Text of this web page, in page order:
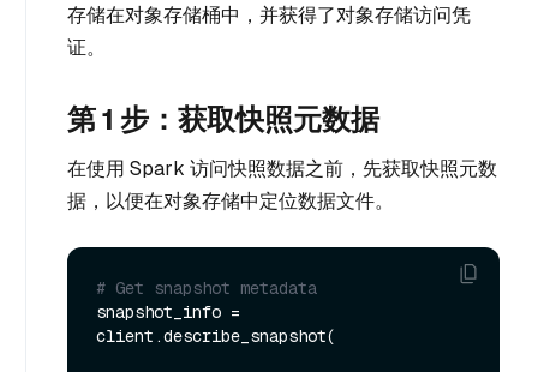
存储在对象存储桶中，并获得了对象存储访问凭
证。
第 1 步：获取快照元数据
在使用 Spark 访问快照数据之前，先获取快照元数
据，以便在对象存储中定位数据文件。
# Get snapshot metadata
snapshot_info =
client.describe_snapshot(